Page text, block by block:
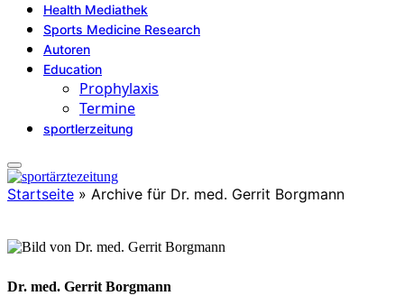
Health Mediathek
Sports Medicine Research
Autoren
Education
Prophylaxis
Termine
sportlerzeitung
Startseite » Archive für Dr. med. Gerrit Borgmann
Dr. med. Gerrit Borgmann